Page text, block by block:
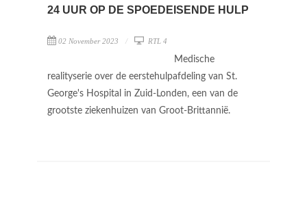
24 UUR OP DE SPOEDEISENDE HULP
02 November 2023 RTL 4
Medische
realityserie over de eerstehulpafdeling van St.
George's Hospital in Zuid-Londen, een van de
grootste ziekenhuizen van Groot-Brittannië.